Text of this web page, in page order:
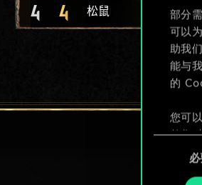
部分
可以
助我
能与
的
您可
整您
定"。
必
4 4 松鼠